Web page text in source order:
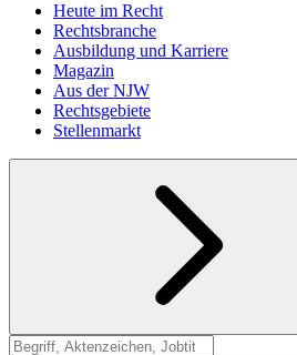
Heute im Recht
Rechtsbranche
Ausbildung und Karriere
Magazin
Aus der NJW
Rechtsgebiete
Stellenmarkt
Suche